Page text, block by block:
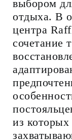
выбором
отдыха. В
центра
сочетание
из которых